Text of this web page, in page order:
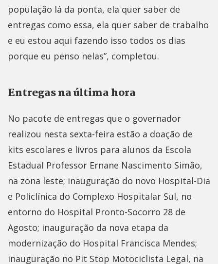
população lá da ponta, ela quer saber de
entregas como essa, ela quer saber de trabalho
e eu estou aqui fazendo isso todos os dias
porque eu penso nelas”, completou.
Entregas na última hora
No pacote de entregas que o governador
realizou nesta sexta-feira estão a doação de
kits escolares e livros para alunos da Escola
Estadual Professor Ernane Nascimento Simão,
na zona leste; inauguração do novo Hospital-Dia
e Policlínica do Complexo Hospitalar Sul, no
entorno do Hospital Pronto-Socorro 28 de
Agosto; inauguração da nova etapa da
modernização do Hospital Francisca Mendes;
inauguração no Pit Stop Motociclista Legal, na